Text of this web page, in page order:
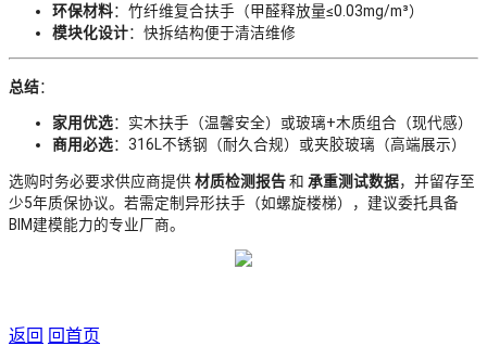
环保材料：竹纤维复合扶手（甲醛释放量≤0.03mg/m³）
模块化设计：快拆结构便于清洁维修
总结：
家用优选：实木扶手（温馨安全）或玻璃+木质组合（现代感）
商用必选：316L不锈钢（耐久合规）或夹胶玻璃（高端展示）
选购时务必要求供应商提供材质检测报告和 承重测试数据，并留存至
少5年质保协议。若需定制异形扶手（如螺旋楼梯），建议委托具备
BIM建模能力的专业厂商。
返回 回首页